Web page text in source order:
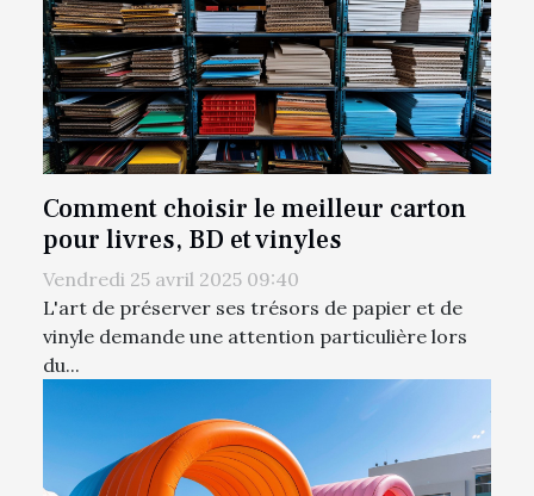
Comment choisir le meilleur carton
pour livres, BD et vinyles
Vendredi 25 avril 2025 09:40
L'art de préserver ses trésors de papier et de
vinyle demande une attention particulière lors
du...